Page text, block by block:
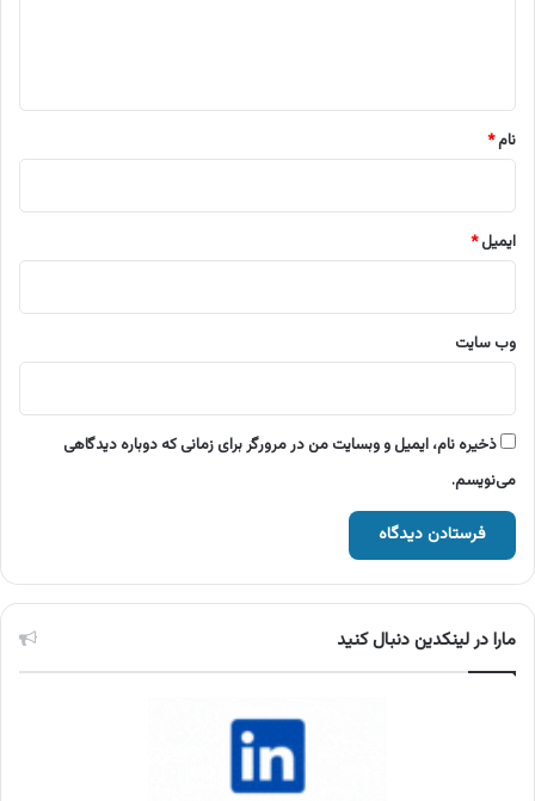
نام*
ایمیل*
وب‌ سایت
ذخیره نام، ایمیل و وبسایت من در مرورگر برای زمانی که دوباره دیدگاهی
می‌نویسم.
مارا در لینکدین دنبال کنید